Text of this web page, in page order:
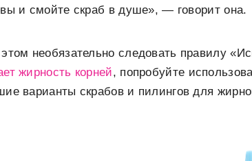
и смойте скраб в душе», — говорит она.
необязательно следовать правилу
жирность корней, попробуйте
варианты скрабов и пилингов для